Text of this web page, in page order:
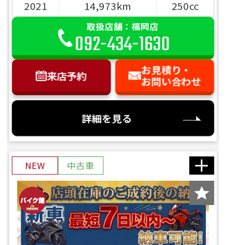
2021 14,973km 250cc
取扱店舗：福岡店
092-434-1630
来店予約
お見積り・
お問い合わせ
詳細を見る
NEW 中古車